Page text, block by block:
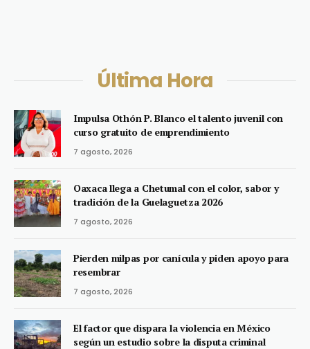
Última Hora
Impulsa Othón P. Blanco el talento juvenil con
curso gratuito de emprendimiento
7 agosto, 2026
Oaxaca llega a Chetumal con el color, sabor y
tradición de la Guelaguetza 2026
7 agosto, 2026
Pierden milpas por canícula y piden apoyo para
resembrar
7 agosto, 2026
El factor que dispara la violencia en México
según un estudio sobre la disputa criminal